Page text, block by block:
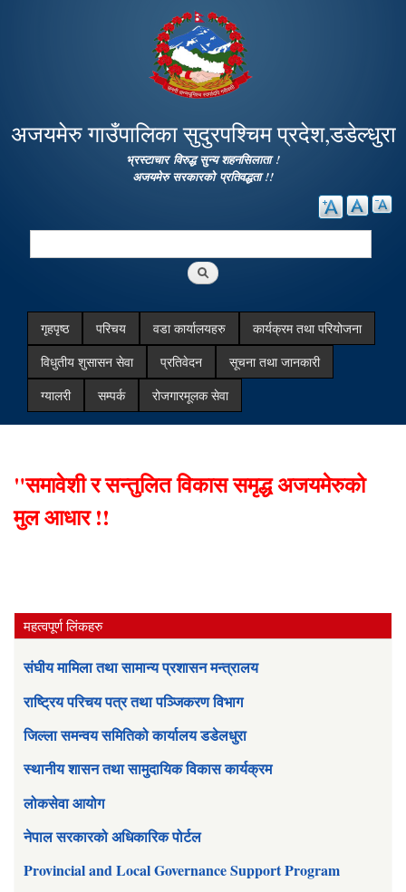
main
content
अजयमेरु गाउँपालिका सुदुरपश्चिम प्रदेश,डडेल्धुरा
भ्रस्टाचार विरुद्ध सुन्य शहनसिलाता !
अजयमेरु सरकारको प्रतिवद्धता !!
Search
गृहपृष्ठ परिचय वडा कार्यालयहरु
कार्यक्रम तथा परियोजना
विधुतीय शुसासन सेवा
प्रतिवेदन
सूचना तथा जानकारी
ग्यालरी
सम्पर्क रोजगारमूलक सेवा
"समावेशी र सन्तुलित विकास समृद्ध अजयमेरुको
मुल आधार !!
महत्वपूर्ण लिंकहरु
संघीय मामिला तथा सामान्य प्रशासन मन्त्रालय
राष्ट्रिय परिचय पत्र तथा पञ्जिकरण विभाग
जिल्ला समन्वय समितिको कार्यालय डडेलधुरा
स्थानीय शासन तथा सामुदायिक विकास कार्यक्रम
लोकसेवा आयोग
नेपाल सरकारको अधिकारिक पोर्टल
Provincial and Local Governance Support Program